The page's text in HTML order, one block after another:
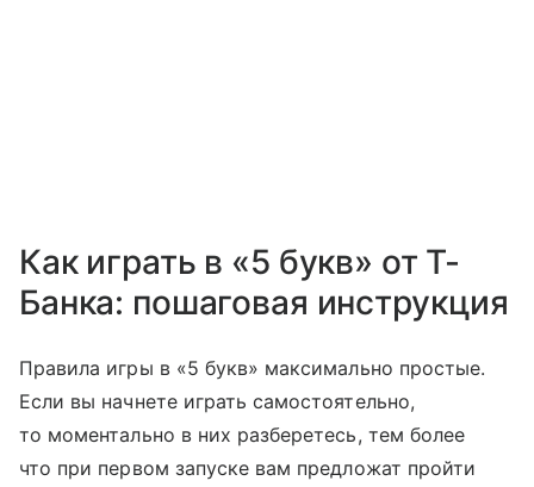
Как играть в «5 букв» от Т-
Банка: пошаговая инструкция
Правила игры в «5 букв» максимально простые.
Если вы начнете играть самостоятельно,
то моментально в них разберетесь, тем более
что при первом запуске вам предложат пройти